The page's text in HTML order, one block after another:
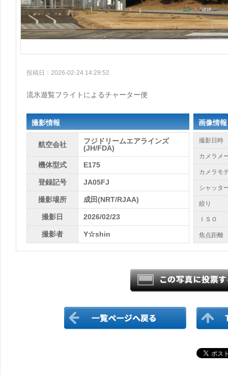
投稿日：2026-02-24 14:29:52
流氷遊覧フライトによるチャーター便
撮影情報
航空会社
フジドリームエアラインズ
(JH/FDA)
機体型式 E175
登録記号 JA05FJ
撮影場所 成田(NRT/RJAA)
撮影日 2026/02/23
撮影者 Y☆shin
画像情報
撮影日時
カメラメ
カメラモ
シャッタ
絞り
ＩＳＯ
焦点距離